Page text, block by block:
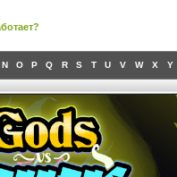
N O P Q R S T U V W X Y